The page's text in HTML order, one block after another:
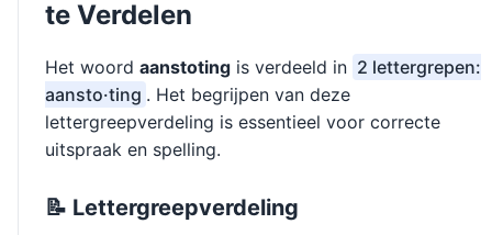
te Verdelen
Het woord aanstoting is verdeeld in 2 lettergrepen:
aansto·ting . Het begrijpen van deze
lettergreepverdeling is essentieel voor correcte
uitspraak en spelling.
📝 Lettergreepverdeling